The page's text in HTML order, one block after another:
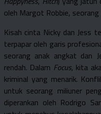
oleh Margot Robbie, seorang
Kisah cinta Nicky dan Jess
terpapar oleh garis
seorang anak angkat dan
rendah. Dalam Focus, kita
kriminal yang menarik.
untuk seorang miliuner
diperankan oleh Rodrigo